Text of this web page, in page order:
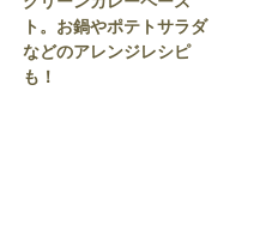
ト。お鍋やポテトサラダ
などのアレンジレシピ
も！